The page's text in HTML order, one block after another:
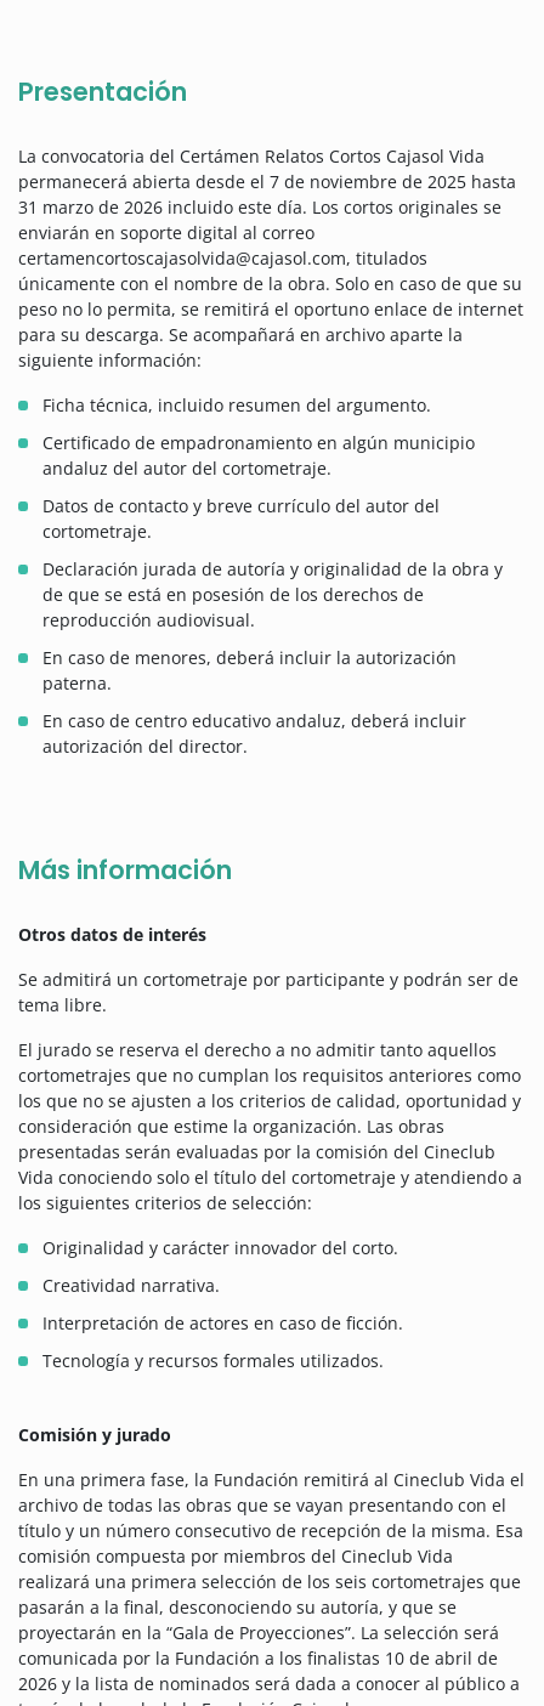
Presentación
La convocatoria del Certámen Relatos Cortos Cajasol Vida
permanecerá abierta desde el 7 de noviembre de 2025 hasta
31 marzo de 2026 incluido este día. Los cortos originales se
enviarán en soporte digital al correo
certamencortoscajasolvida@cajasol.com, titulados
únicamente con el nombre de la obra. Solo en caso de que su
peso no lo permita, se remitirá el oportuno enlace de internet
para su descarga. Se acompañará en archivo aparte la
siguiente información:
Ficha técnica, incluido resumen del argumento.
Certificado de empadronamiento en algún municipio
andaluz del autor del cortometraje.
Datos de contacto y breve currículo del autor del
cortometraje.
Declaración jurada de autoría y originalidad de la obra y
de que se está en posesión de los derechos de
reproducción audiovisual.
En caso de menores, deberá incluir la autorización
paterna.
En caso de centro educativo andaluz, deberá incluir
autorización del director.
Más información
Otros datos de interés
Se admitirá un cortometraje por participante y podrán ser de
tema libre.
El jurado se reserva el derecho a no admitir tanto aquellos
cortometrajes que no cumplan los requisitos anteriores como
los que no se ajusten a los criterios de calidad, oportunidad y
consideración que estime la organización. Las obras
presentadas serán evaluadas por la comisión del Cineclub
Vida conociendo solo el título del cortometraje y atendiendo a
los siguientes criterios de selección:
Originalidad y carácter innovador del corto.
Creatividad narrativa.
Interpretación de actores en caso de ficción.
Tecnología y recursos formales utilizados.
Comisión y jurado
En una primera fase, la Fundación remitirá al Cineclub Vida el
archivo de todas las obras que se vayan presentando con el
título y un número consecutivo de recepción de la misma. Esa
comisión compuesta por miembros del Cineclub Vida
realizará una primera selección de los seis cortometrajes que
pasarán a la final, desconociendo su autoría, y que se
proyectarán en la “Gala de Proyecciones”. La selección será
comunicada por la Fundación a los finalistas 10 de abril de
2026 y la lista de nominados será dada a conocer al público a